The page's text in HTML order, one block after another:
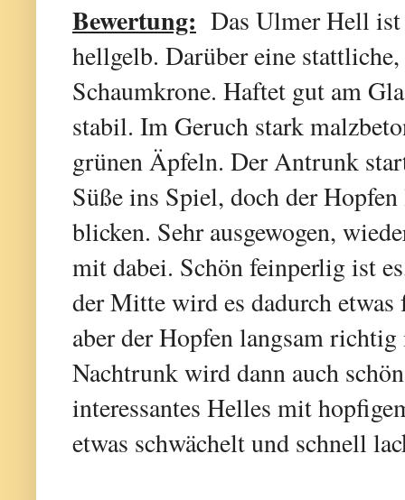
Bewertung: Das Ulmer Hell
hellgelb. Darüber eine
Schaumkrone. Haftet gut am
stabil. Im Geruch stark
grünen Äpfeln. Der Antrunk
Süße ins Spiel, doch der
blicken. Sehr ausgewogen,
mit dabei. Schön feinperlig ist
der Mitte wird es dadurch
aber der Hopfen langsam
Nachtrunk wird dann auch
interessantes Helles mit
etwas schwächelt und schnell